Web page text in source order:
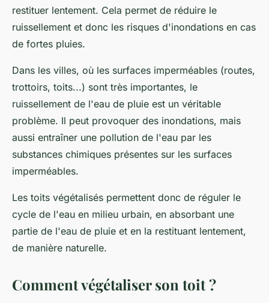
restituer lentement. Cela permet de réduire le
ruissellement et donc les risques d'inondations en cas
de fortes pluies.
Dans les villes, où les surfaces imperméables (routes,
trottoirs, toits...) sont très importantes, le
ruissellement de l'eau de pluie est un véritable
problème. Il peut provoquer des inondations, mais
aussi entraîner une pollution de l'eau par les
substances chimiques présentes sur les surfaces
imperméables.
Les toits végétalisés permettent donc de réguler le
cycle de l'eau en milieu urbain, en absorbant une
partie de l'eau de pluie et en la restituant lentement,
de manière naturelle.
Comment végétaliser son toit ?